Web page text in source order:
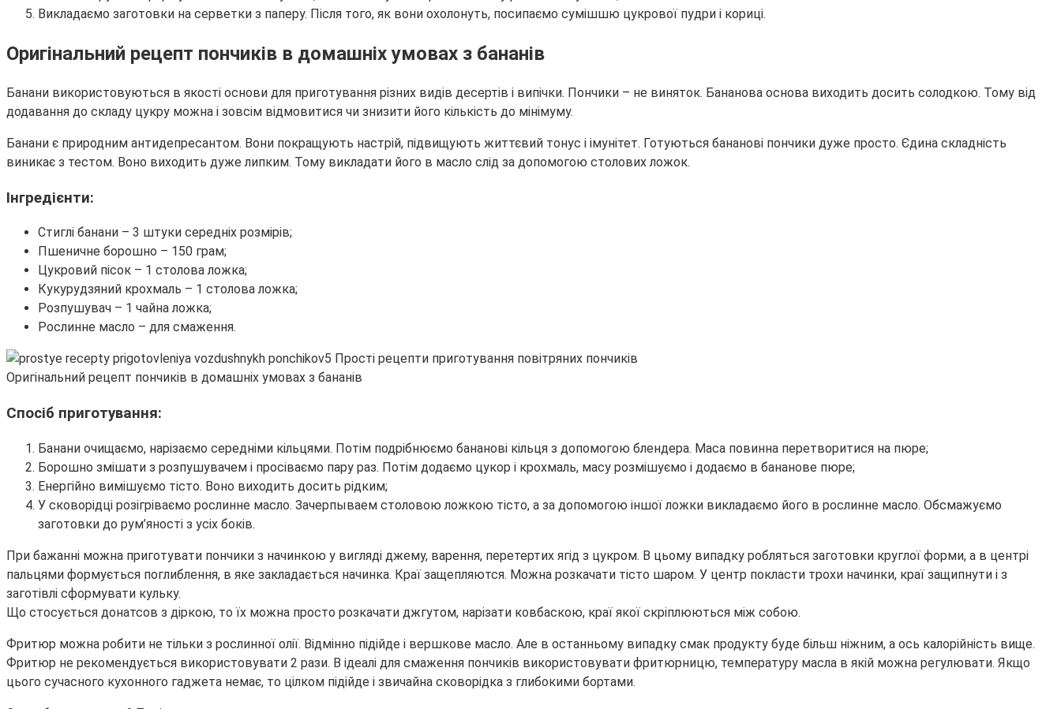
Викладаємо заготовки на серветки з паперу. Після того, як вони охолонуть, посипаємо сумішшю цукрової пудри і кориці.
Оригінальний рецепт пончиків в домашніх умовах з бананів
Банани використовуються в якості основи для приготування різних видів десертів і випічки. Пончики – не виняток. Бананова основа виходить досить солодкою. Тому від
додавання до складу цукру можна і зовсім відмовитися чи знизити його кількість до мінімуму.
Банани є природним антидепресантом. Вони покращують настрій, підвищують життєвий тонус і імунітет. Готуються бананові пончики дуже просто. Єдина складність
виникає з тестом. Воно виходить дуже липким. Тому викладати його в масло слід за допомогою столових ложок.
Інгредієнти:
Стиглі банани – 3 штуки середніх розмірів;
Пшеничне борошно – 150 грам;
Цукровий пісок – 1 столова ложка;
Кукурудзяний крохмаль – 1 столова ложка;
Розпушувач – 1 чайна ложка;
Рослинне масло – для смаження.
Оригінальний рецепт пончиків в домашніх умовах з бананів
Спосіб приготування:
Банани очищаємо, нарізаємо середніми кільцями. Потім подрібнюємо бананові кільця з допомогою блендера. Маса повинна перетворитися на пюре;
Борошно змішати з розпушувачем і просіваємо пару раз. Потім додаємо цукор і крохмаль, масу розмішуємо і додаємо в бананове пюре;
Енергійно вимішуємо тісто. Воно виходить досить рідким;
У сковорідці розігріваємо рослинне масло. Зачерпываем столовою ложкою тісто, а за допомогою іншої ложки викладаємо його в рослинне масло. Обсмажуємо
заготовки до рум’яності з усіх боків.
При бажанні можна приготувати пончики з начинкою у вигляді джему, варення, перетертих ягід з цукром. В цьому випадку робляться заготовки круглої форми, а в центрі
пальцями формується поглиблення, в яке закладається начинка. Краї защепляются. Можна розкачати тісто шаром. У центр покласти трохи начинки, краї защипнути і з
заготівлі сформувати кульку.
Що стосується донатсов з діркою, то їх можна просто розкачати джгутом, нарізати ковбаскою, краї якої скріплюються між собою.
Фритюр можна робити не тільки з рослинної олії. Відмінно підійде і вершкове масло. Але в останньому випадку смак продукту буде більш ніжним, а ось калорійність вище.
Фритюр не рекомендується використовувати 2 рази. В ідеалі для смаження пончиків використовувати фритюрницю, температуру масла в якій можна регулювати. Якщо
цього сучасного кухонного гаджета немає, то цілком підійде і звичайна сковорідка з глибокими бортами.